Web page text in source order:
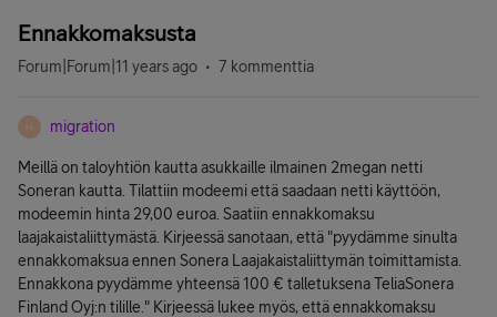
Ennakkomaksusta
Forum|Forum|11 years ago 7 kommenttia
M migration
Meillä on taloyhtiön kautta asukkaille ilmainen 2megan netti
Soneran kautta. Tilattiin modeemi että saadaan netti käyttöön,
modeemin hinta 29,00 euroa. Saatiin ennakkomaksu
laajakaistaliittymästä. Kirjeessä sanotaan, että "pyydämme sinulta
ennakkomaksua ennen Sonera Laajakaistaliittymän toimittamista.
Ennakkona pyydämme yhteensä 100 € talletuksena TeliaSonera
Finland Oyj:n tilille." Kirjeessä lukee myös, että ennakkomaksu